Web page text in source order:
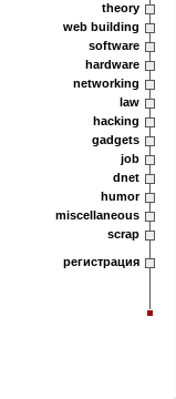
theory
web building
software
hardware
networking
law
hacking
gadgets
job
dnet
humor
miscellaneous
scrap
регистрация